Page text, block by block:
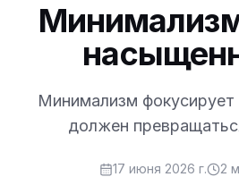
Минимализм фокусирует
должен
17 июня 2026 г. 2